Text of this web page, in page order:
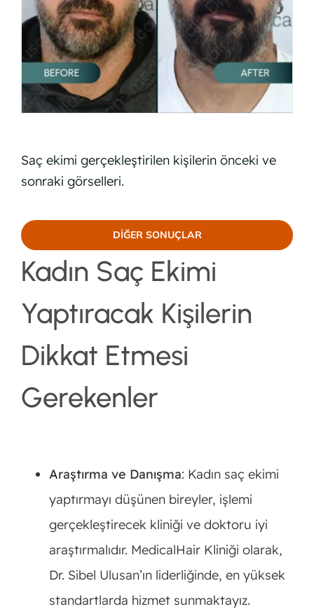
Saç ekimi gerçekleştirilen kişilerin önceki ve
sonraki görselleri.
DIĞER SONUÇLAR
Kadın Saç Ekimi
Yaptıracak Kişilerin
Dikkat Etmesi
Gerekenler
Araştırma ve Danışma: Kadın saç ekimi
yaptırmayı düşünen bireyler, işlemi
gerçekleştirecek kliniği ve doktoru iyi
araştırmalıdır. MedicalHair Kliniği olarak,
Dr. Sibel Ulusan’ın liderliğinde, en yüksek
standartlarda hizmet sunmaktayız.